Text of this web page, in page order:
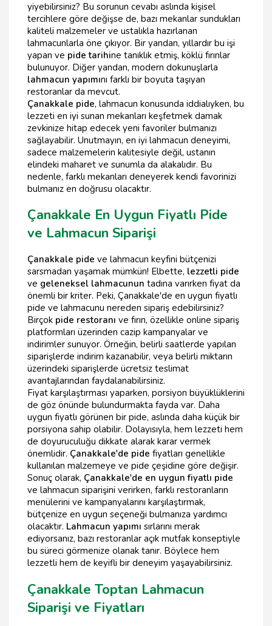
yiyebilirsiniz? Bu sorunun cevabı aslında kişisel
tercihlere göre değişse de, bazı mekanlar sundukları
kaliteli malzemeler ve ustalıkla hazırlanan
lahmacunlarla öne çıkıyor. Bir yandan, yıllardır bu işi
yapan ve pide tarihine tanıklık etmiş, köklü fırınlar
bulunuyor. Diğer yandan, modern dokunuşlarla
lahmacun yapımını farklı bir boyuta taşıyan
restoranlar da mevcut.
Çanakkale pide, lahmacun konusunda iddialıyken, bu
lezzeti en iyi sunan mekanları keşfetmek damak
zevkinize hitap edecek yeni favoriler bulmanızı
sağlayabilir. Unutmayın, en iyi lahmacun deneyimi,
sadece malzemelerin kalitesiyle değil, ustanın
elindeki maharet ve sunumla da alakalıdır. Bu
nedenle, farklı mekanları deneyerek kendi favorinizi
bulmanız en doğrusu olacaktır.
Çanakkale En Uygun Fiyatlı Pide
ve Lahmacun Siparişi
Çanakkale pide ve lahmacun keyfini bütçenizi
sarsmadan yaşamak mümkün! Elbette, lezzetli pide
ve geleneksel lahmacunun tadına varırken fiyat da
önemli bir kriter. Peki, Çanakkale'de en uygun fiyatlı
pide ve lahmacunu nereden sipariş edebilirsiniz?
Birçok pide restoranı ve fırın, özellikle online sipariş
platformları üzerinden cazip kampanyalar ve
indirimler sunuyor. Örneğin, belirli saatlerde yapılan
siparişlerde indirim kazanabilir, veya belirli miktarın
üzerindeki siparişlerde ücretsiz teslimat
avantajlarından faydalanabilirsiniz.
Fiyat karşılaştırması yaparken, porsiyon büyüklüklerini
de göz önünde bulundurmakta fayda var. Daha
uygun fiyatlı görünen bir pide, aslında daha küçük bir
porsiyona sahip olabilir. Dolayısıyla, hem lezzeti hem
de doyuruculuğu dikkate alarak karar vermek
önemlidir. Çanakkale'de pide fiyatları genellikle
kullanılan malzemeye ve pide çeşidine göre değişir.
Sonuç olarak, Çanakkale'de en uygun fiyatlı pide
ve lahmacun siparişini verirken, farklı restoranların
menülerini ve kampanyalarını karşılaştırmak,
bütçenize en uygun seçeneği bulmanıza yardımcı
olacaktır. Lahmacun yapımı sırlarını merak
ediyorsanız, bazı restoranlar açık mutfak konseptiyle
bu süreci görmenize olanak tanır. Böylece hem
lezzetli hem de keyifli bir deneyim yaşayabilirsiniz.
Çanakkale Toptan Lahmacun
Siparişi ve Fiyatları